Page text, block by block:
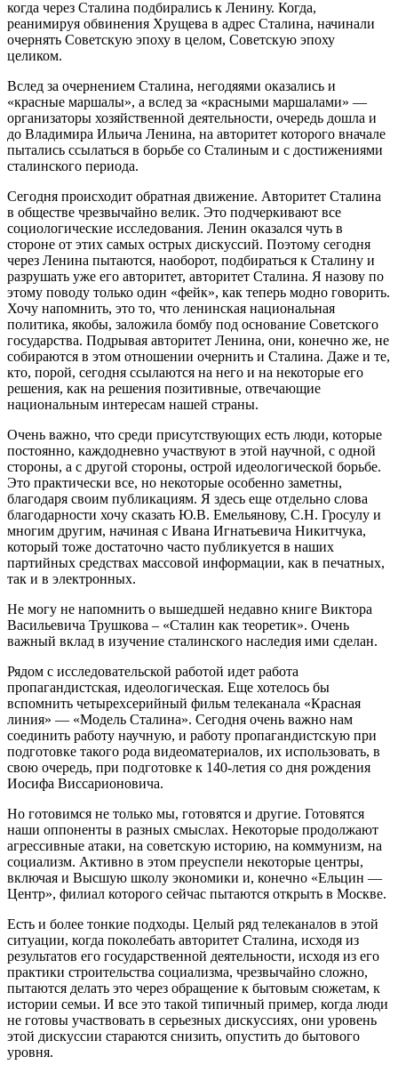
когда через Сталина подбирались к Ленину. Когда,
реанимируя обвинения Хрущева в адрес Сталина, начинали
очернять Советскую эпоху в целом, Советскую эпоху
целиком.
Вслед за очернением Сталина, негодяями оказались и
«красные маршалы», а вслед за «красными маршалами» —
организаторы хозяйственной деятельности, очередь дошла и
до Владимира Ильича Ленина, на авторитет которого вначале
пытались ссылаться в борьбе со Сталиным и с достижениями
сталинского периода.
Сегодня происходит обратная движение. Авторитет Сталина
в обществе чрезвычайно велик. Это подчеркивают все
социологические исследования. Ленин оказался чуть в
стороне от этих самых острых дискуссий. Поэтому сегодня
через Ленина пытаются, наоборот, подбираться к Сталину и
разрушать уже его авторитет, авторитет Сталина. Я назову по
этому поводу только один «фейк», как теперь модно говорить.
Хочу напомнить, это то, что ленинская национальная
политика, якобы, заложила бомбу под основание Советского
государства. Подрывая авторитет Ленина, они, конечно же, не
собираются в этом отношении очернить и Сталина. Даже и те,
кто, порой, сегодня ссылаются на него и на некоторые его
решения, как на решения позитивные, отвечающие
национальным интересам нашей страны.
Очень важно, что среди присутствующих есть люди, которые
постоянно, каждодневно участвуют в этой научной, с одной
стороны, а с другой стороны, острой идеологической борьбе.
Это практически все, но некоторые особенно заметны,
благодаря своим публикациям. Я здесь еще отдельно слова
благодарности хочу сказать Ю.В. Емельянову, С.Н. Гросулу и
многим другим, начиная с Ивана Игнатьевича Никитчука,
который тоже достаточно часто публикуется в наших
партийных средствах массовой информации, как в печатных,
так и в электронных.
Не могу не напомнить о вышедшей недавно книге Виктора
Васильевича Трушкова – «Сталин как теоретик». Очень
важный вклад в изучение сталинского наследия ими сделан.
Рядом с исследовательской работой идет работа
пропагандистская, идеологическая. Еще хотелось бы
вспомнить четырехсерийный фильм телеканала «Красная
линия» — «Модель Сталина». Сегодня очень важно нам
соединить работу научную, и работу пропагандистскую при
подготовке такого рода видеоматериалов, их использовать, в
свою очередь, при подготовке к 140-летия со дня рождения
Иосифа Виссарионовича.
Но готовимся не только мы, готовятся и другие. Готовятся
наши оппоненты в разных смыслах. Некоторые продолжают
агрессивные атаки, на советскую историю, на коммунизм, на
социализм. Активно в этом преуспели некоторые центры,
включая и Высшую школу экономики и, конечно «Ельцин —
Центр», филиал которого сейчас пытаются открыть в Москве.
Есть и более тонкие подходы. Целый ряд телеканалов в этой
ситуации, когда поколебать авторитет Сталина, исходя из
результатов его государственной деятельности, исходя из его
практики строительства социализма, чрезвычайно сложно,
пытаются делать это через обращение к бытовым сюжетам, к
истории семьи. И все это такой типичный пример, когда люди
не готовы участвовать в серьезных дискуссиях, они уровень
этой дискуссии стараются снизить, опустить до бытового
уровня.